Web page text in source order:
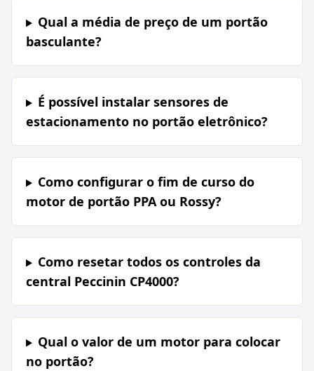
Qual a média de preço de um portão
basculante?
É possível instalar sensores de
estacionamento no portão eletrônico?
Como configurar o fim de curso do
motor de portão PPA ou Rossy?
Como resetar todos os controles da
central Peccinin CP4000?
Qual o valor de um motor para colocar
no portão?